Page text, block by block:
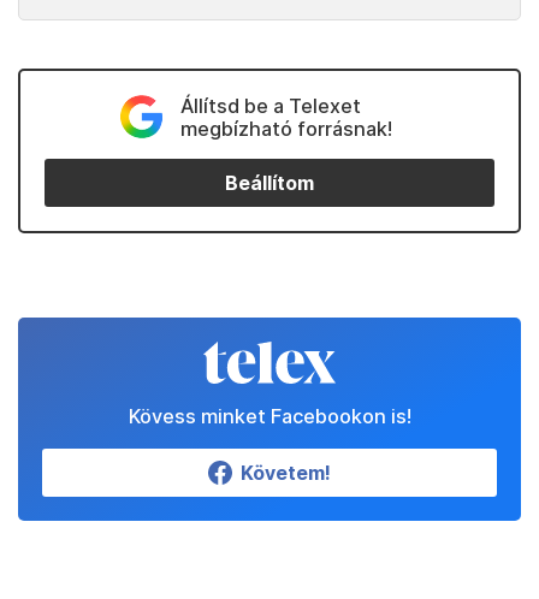
Állítsd be a Telexet
megbízható forrásnak!
Beállítom
Kövess minket Facebookon is!
Követem!